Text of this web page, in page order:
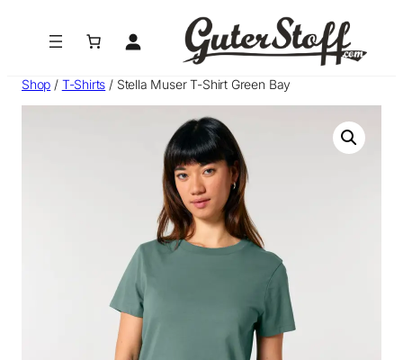
Shop / T-Shirts / Stella Muser T-Shirt Green Bay